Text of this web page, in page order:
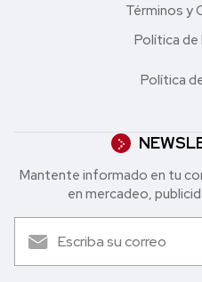
Términos y
Política de
Política
Mantente informado en tu
en mercadeo,